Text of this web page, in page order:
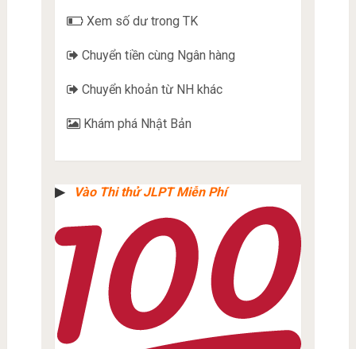
Xem số dư trong TK
Chuyển tiền cùng Ngân hàng
Chuyển khoản từ NH khác
Khám phá Nhật Bản
▶︎ Vào Thi thử JLPT Miễn Phí